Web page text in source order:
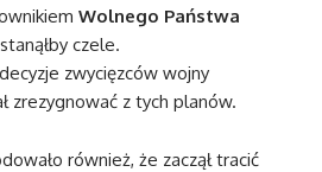
Wolnego Państwa
czele.
zwycięzców wojny
zrezygnować z tych planów.
również, że zaczął tracić